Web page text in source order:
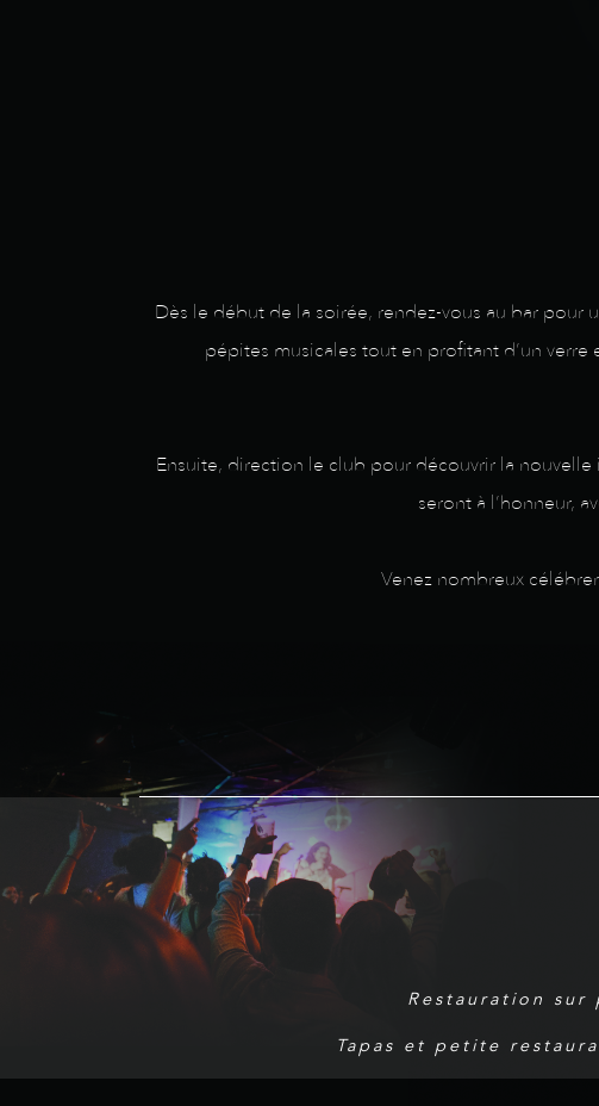
Dès le début de la soirée, rendez-vous au bar pour
pépites musicales tout en profitant d’un
Ensuite, direction le club pour découvrir la
seront à l’honneur,
Venez nombreux
Restauration
Tapas et petite